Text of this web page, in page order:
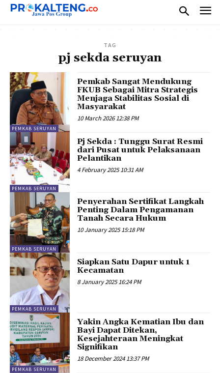
TAG
pj sekda seruyan
PEMKAB SERUYAN
Pemkab Sangat Mendukung
FKUB Sebagai Mitra Strategis
Menjaga Stabilitas Sosial di
Masyarakat
10 March 2026 12:38 PM
PEMKAB SERUYAN
Pj Sekda : Tunggu Surat Resmi
dari Pusat untuk Pelaksanaan
Pelantikan
4 February 2025 10:31 AM
PEMKAB SERUYAN
Penyerahan Sertifikat Langkah
Penting Dalam Pengamanan
Tanah Secara Hukum
10 January 2025 15:18 PM
PEMKAB SERUYAN
Siapkan Satu Dapur untuk 1
Kecamatan
8 January 2025 16:24 PM
PEMKAB SERUYAN
Yakin Angka Kematian Ibu dan
Bayi Dapat Ditekan,
Kesejahteraan Meningkat
Signifikan
18 December 2024 13:37 PM